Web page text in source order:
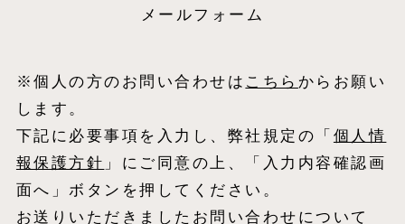
メールフォーム
※個人の方のお問い合わせは こちら からお願い
します。
下記に必要事項を入力し、弊社規定の「個⼈情
報保護⽅針 」にご同意の上、「入力内容確認画
面へ」ボタンを押してください。
お送りいただきましたお問い合わせについて